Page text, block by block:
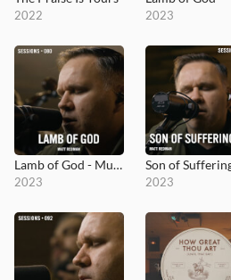
2022 2023
Lamb of God - MultiTracks.com Session
2023 2023